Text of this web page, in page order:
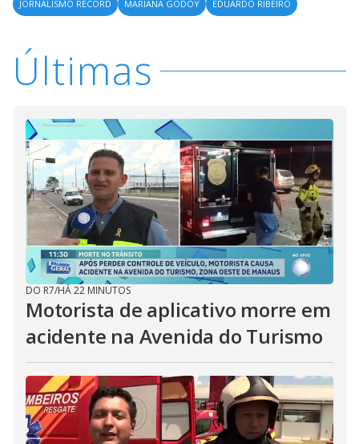
JORNALISMO RECORD MARIANA GODOY EDUARDO RIBEIRO
Últimas
DO R7/HÁ 22 MINUTOS
Motorista de aplicativo morre em
acidente na Avenida do Turismo